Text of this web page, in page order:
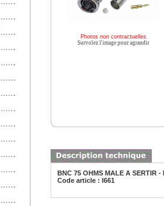
Photos non contractuelles
Survolez l'image pour agrandir
BNC 75 OHMS MALE A SERTIR -
Code article : I661